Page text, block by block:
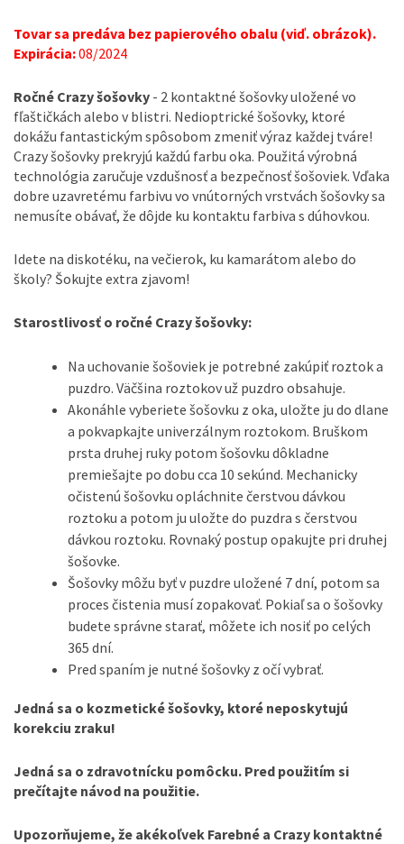
Tovar sa predáva bez papierového obalu (viď. obrázok).
Expirácia:08/2024
Ročné Crazy šošovky - 2 kontaktné šošovky uložené vo
fľaštičkách alebo v blistri. Nedioptrické šošovky, ktoré
dokážu fantastickým spôsobom zmeniť výraz každej tváre!
Crazy šošovky prekryjú každú farbu oka. Použitá výrobná
technológia zaručuje vzdušnosť a bezpečnosť šošoviek. Vďaka
dobre uzavretému farbivu vo vnútorných vrstvách šošovky sa
nemusíte obávať, že dôjde ku kontaktu farbiva s dúhovkou.
Idete na diskotéku, na večierok, ku kamarátom alebo do
školy? Šokujte extra zjavom!
Starostlivosť o ročné Crazy šošovky:
Na uchovanie šošoviek je potrebné zakúpiť roztok a
puzdro. Väčšina roztokov už puzdro obsahuje.
Akonáhle vyberiete šošovku z oka, uložte ju do dlane
a pokvapkajte univerzálnym roztokom. Bruškom
prsta druhej ruky potom šošovku dôkladne
premiešajte po dobu cca 10 sekúnd. Mechanicky
očistenú šošovku opláchnite čerstvou dávkou
roztoku a potom ju uložte do puzdra s čerstvou
dávkou roztoku. Rovnaký postup opakujte pri druhej
šošovke.
Šošovky môžu byť v puzdre uložené 7 dní, potom sa
proces čistenia musí zopakovať. Pokiaľ sa o šošovky
budete správne starať, môžete ich nosiť po celých
365 dní.
Pred spaním je nutné šošovky z očí vybrať.
Jedná sa o kozmetické šošovky, ktoré neposkytujú
korekciu zraku!
Jedná sa o zdravotnícku pomôcku. Pred použitím si
prečítajte návod na použitie.
Upozorňujeme, že akékoľvek Farebné a Crazy kontaktné